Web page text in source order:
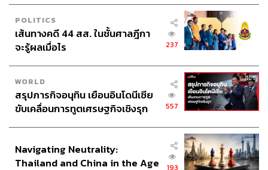
POLITICS
เส้นทางคดี 44 สส. ในชั้นศาลฎีกา
จะรู้ผลเมื่อไร
237
WORLD
สรุปภารกิจอนุทิน เยือนอินโดนีเซีย
ขับเคลื่อนการทูตเศรษฐกิจเชิงรุก
557
Navigating Neutrality:
Thailand and China in the Age
193